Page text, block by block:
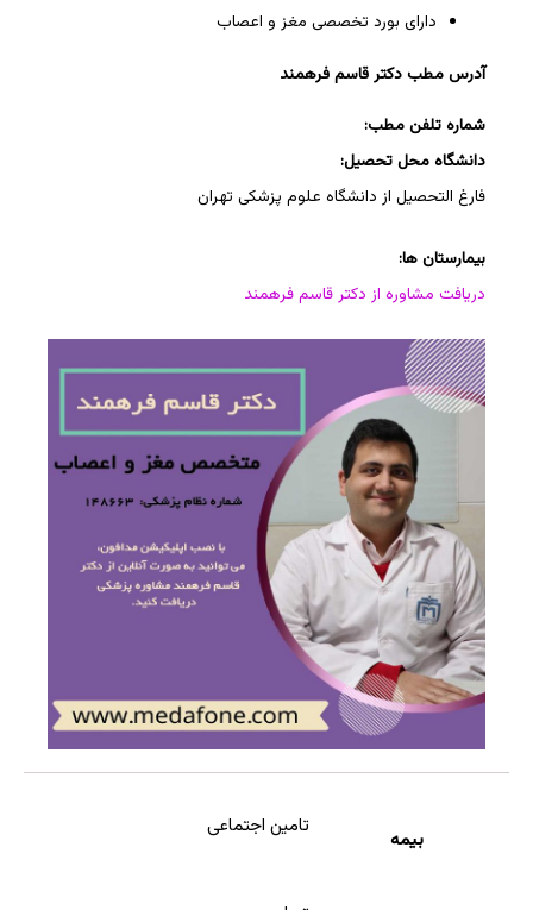
دارای بورد تخصصی مغز و اعصاب
آدرس مطب دکتر قاسم فرهمند
شماره تلفن مطب:
دانشگاه محل تحصیل:
فارغ التحصیل از دانشگاه علوم پزشکی تهران
بیمارستان ها:
دریافت مشاوره از دکتر قاسم فرهمند
بیمه
تامین اجتماعی